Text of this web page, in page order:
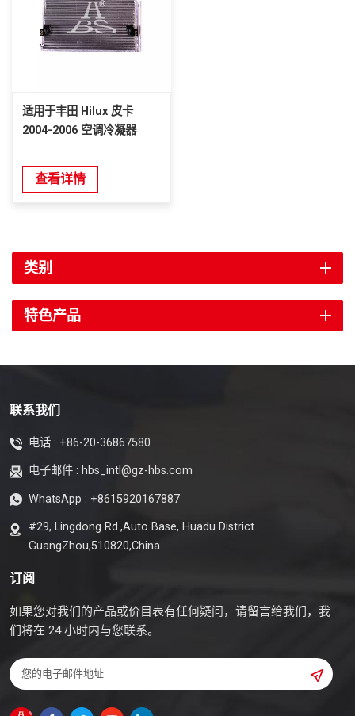
适用于丰田 Hilux 皮卡
2004-2006 空调冷凝器
查看详情
类别
特色产品
联系我们
电话 : +86-20-36867580
电子邮件 : hbs_intl@gz-hbs.com
WhatsApp : +8615920167887
#29, Lingdong Rd.,Auto Base, Huadu District
GuangZhou,510820,China
订阅
如果您对我们的产品或价目表有任何疑问，请留言给我们，我
们将在 24 小时内与您联系。